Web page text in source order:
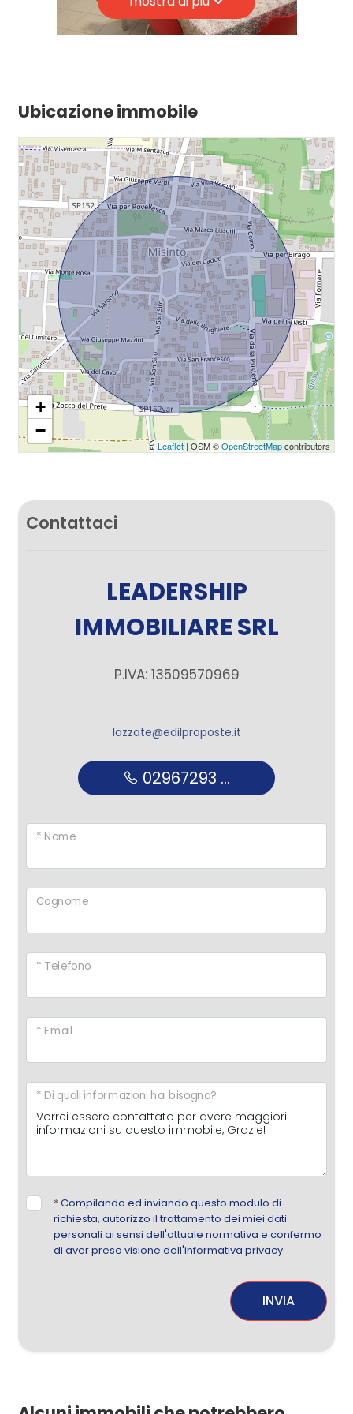
Ubicazione immobile
+
−
Leaflet| OSM ©OpenStreetMapcontributors
Contattaci
LEADERSHIP
IMMOBILIARE SRL
P.IVA: 13509570969
lazzate@edilproposte.it
02967293 ...
* Nome
Cognome
* Telefono
* Email
* Di quali informazioni hai bisogno?
*Compilando ed inviando questo modulo di
richiesta, autorizzo il trattamento dei miei dati
personali ai sensi dell'attuale normativa e confermo
di aver preso visione dell'informativa privacy.
INVIA
Giardino
Ascensore
Arredato
Nuova costruzione
Lusso